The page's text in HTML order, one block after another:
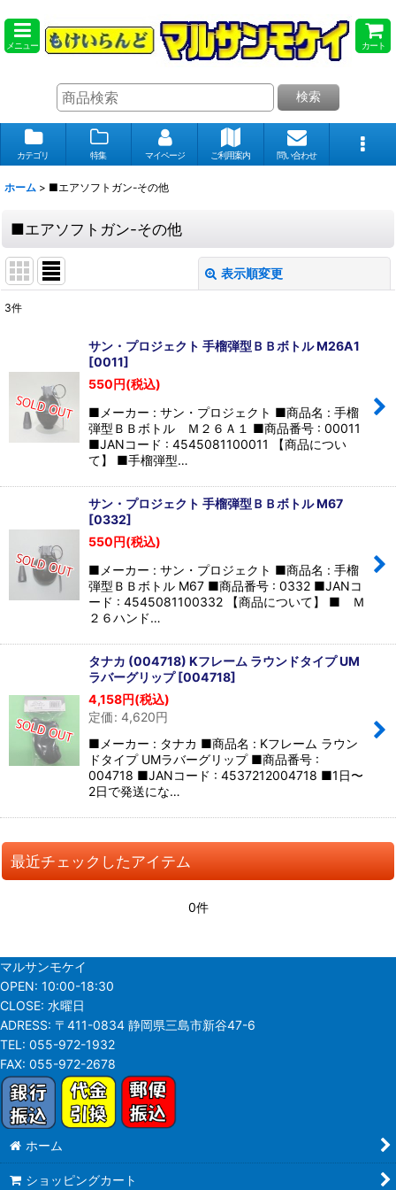
メニュー カート
検索
カテゴリ 特集 マイページ ご利用案内 問い合わせ
ホーム > ■エアソフトガン-その他
■エアソフトガン-その他
表示順変更
並び順:
絞り込む
3件
サン・プロジェクト 手榴弾型ＢＢボトル M26A1
[0011]
550円(税込)
■メーカー : サン・プロジェクト ■商品名 : 手榴
弾型ＢＢボトル Ｍ２６Ａ１ ■商品番号 : 00011
■JANコード : 4545081100011 【商品につい
て】 ■手榴弾型…
サン・プロジェクト 手榴弾型ＢＢボトル M67
[0332]
550円(税込)
■メーカー : サン・プロジェクト ■商品名 : 手榴
弾型ＢＢボトル M67 ■商品番号 : 0332 ■JANコ
ード : 4545081100332 【商品について】 ■ Ｍ
２６ハンド…
タナカ (004718) Kフレーム ラウンドタイプ UM
ラバーグリップ[004718]
4,158円(税込)
定価: 4,620円
■メーカー : タナカ ■商品名 : Kフレーム ラウン
ドタイプ UMラバーグリップ ■商品番号 :
004718 ■JANコード : 4537212004718 ■1日〜
2日で発送にな…
最近チェックしたアイテム
0件
マルサンモケイ
OPEN: 10:00-18:30
CLOSE: 水曜日
ADRESS: 〒411-0834 静岡県三島市新谷47-6
TEL: 055-972-1932
FAX: 055-972-2678
ホーム
ショッピングカート